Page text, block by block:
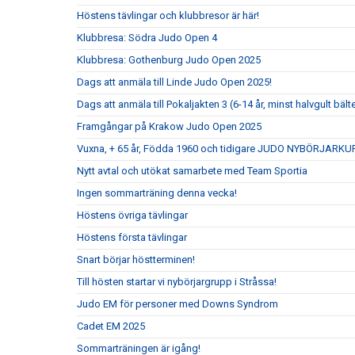
Höstens tävlingar och klubbresor är här!
Klubbresa: Södra Judo Open 4
Klubbresa: Gothenburg Judo Open 2025
Dags att anmäla till Linde Judo Open 2025!
Dags att anmäla till Pokaljakten 3 (6-14 år, minst halvgult
Framgångar på Krakow Judo Open 2025
Vuxna, + 65 år, Födda 1960 och tidigare JUDO
Nytt avtal och utökat samarbete med Team Sportia
Ingen sommarträning denna vecka!
Höstens övriga tävlingar
Höstens första tävlingar
Snart börjar höstterminen!
Till hösten startar vi nybörjargrupp i Stråssa!
Judo EM för personer med Downs Syndrom
Cadet EM 2025
Sommarträningen är igång!